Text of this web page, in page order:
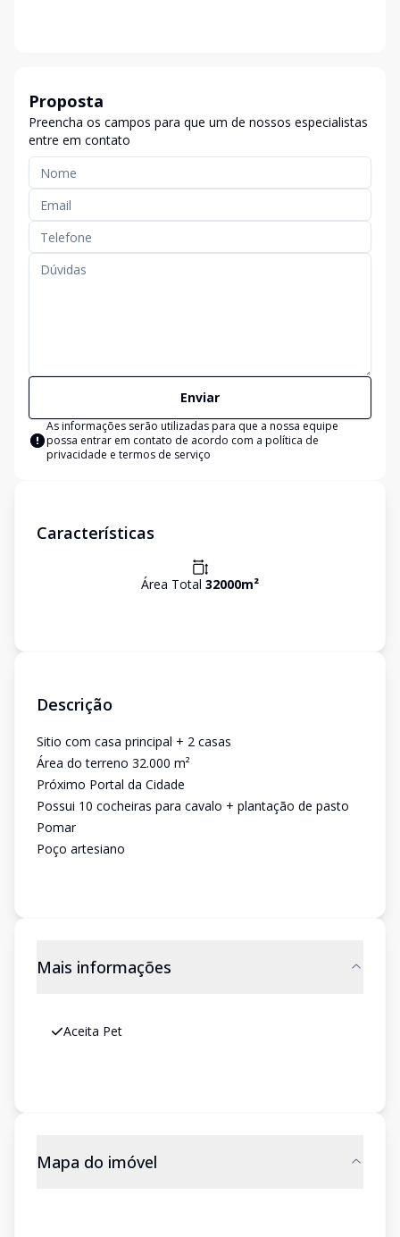
Proposta
Preencha os campos para que um de nossos especialistas
entre em contato
Enviar
As informações serão utilizadas para que a nossa equipe
possa entrar em contato de acordo com a política de
privacidade e termos de serviço
Características
Área Total 32000m²
Descrição
Sitio com casa principal + 2 casas
Área do terreno 32.000 m²
Próximo Portal da Cidade
Possui 10 cocheiras para cavalo + plantação de pasto
Pomar
Poço artesiano
Mais informações
Aceita Pet
Mapa do imóvel